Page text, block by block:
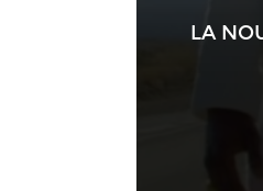
LA